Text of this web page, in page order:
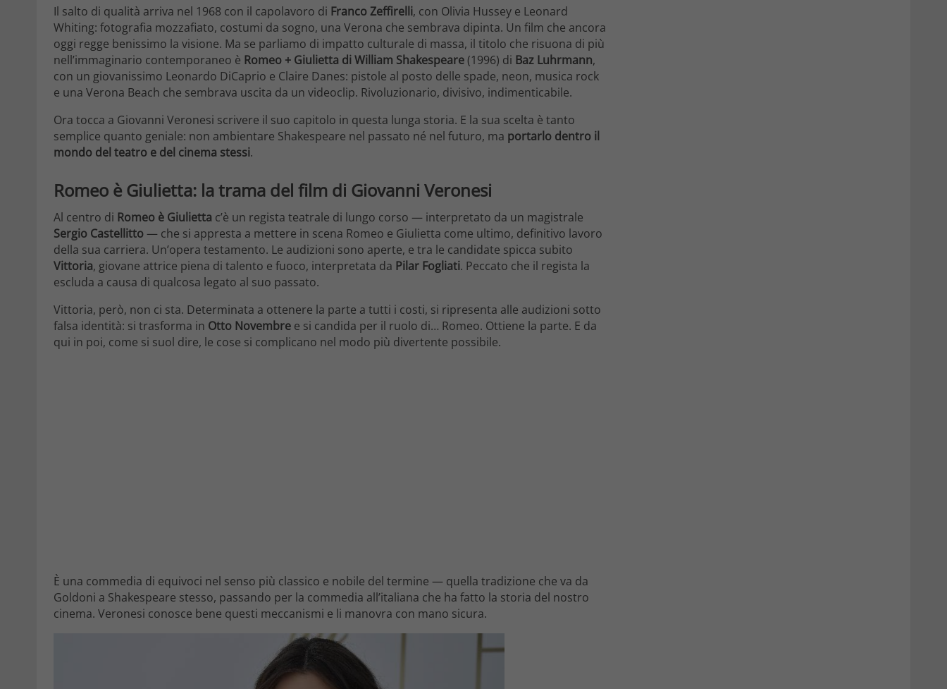
Il salto di qualità arriva nel 1968 con il capolavoro di Franco Zeffirelli, con Olivia Hussey e Leonard
Whiting: fotografia mozzafiato, costumi da sogno, una Verona che sembrava dipinta. Un film che ancora
oggi regge benissimo la visione. Ma se parliamo di impatto culturale di massa, il titolo che risuona di più
nell’immaginario contemporaneo è Romeo + Giulietta di William Shakespeare(1996) di Baz Luhrmann,
con un giovanissimo Leonardo DiCaprio e Claire Danes: pistole al posto delle spade, neon, musica rock
e una Verona Beach che sembrava uscita da un videoclip. Rivoluzionario, divisivo, indimenticabile.
Ora tocca a Giovanni Veronesi scrivere il suo capitolo in questa lunga storia. E la sua scelta è tanto
semplice quanto geniale: non ambientare Shakespeare nel passato né nel futuro, ma portarlo dentro il
mondo del teatro e del cinema stessi.
Romeo è Giulietta: la trama del film di Giovanni Veronesi
Al centro di Romeo è Giulietta c’è un regista teatrale di lungo corso — interpretato da un magistrale
Sergio Castellitto— che si appresta a mettere in scena Romeo e Giulietta come ultimo, definitivo lavoro
della sua carriera. Un’opera testamento. Le audizioni sono aperte, e tra le candidate spicca subito
Vittoria, giovane attrice piena di talento e fuoco, interpretata da Pilar Fogliati. Peccato che il regista la
escluda a causa di qualcosa legato al suo passato.
Vittoria, però, non ci sta. Determinata a ottenere la parte a tutti i costi, si ripresenta alle audizioni sotto
falsa identità: si trasforma in Otto Novembre e si candida per il ruolo di… Romeo. Ottiene la parte. E da
qui in poi, come si suol dire, le cose si complicano nel modo più divertente possibile.
È una commedia di equivoci nel senso più classico e nobile del termine — quella tradizione che va da
Goldoni a Shakespeare stesso, passando per la commedia all’italiana che ha fatto la storia del nostro
cinema. Veronesi conosce bene questi meccanismi e li manovra con mano sicura.